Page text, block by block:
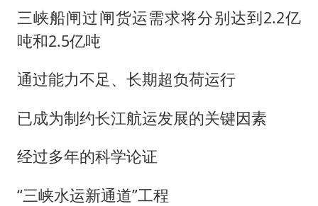
三峡船闸过闸货运需求将分别达到2.2亿
吨和2.5亿吨
通过能力不足、长期超负荷运行
已成为制约长江航运发展的关键因素
经过多年的科学论证
“三峡水运新通道”工程